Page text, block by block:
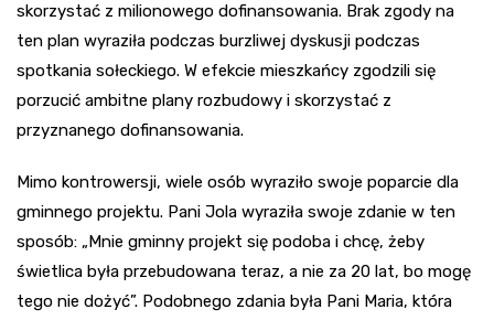
skorzystać z milionowego dofinansowania. Brak zgody na
ten plan wyraziła podczas burzliwej dyskusji podczas
spotkania sołeckiego. W efekcie mieszkańcy zgodzili się
porzucić ambitne plany rozbudowy i skorzystać z
przyznanego dofinansowania.
Mimo kontrowersji, wiele osób wyraziło swoje poparcie dla
gminnego projektu. Pani Jola wyraziła swoje zdanie w ten
sposób: „Mnie gminny projekt się podoba i chcę, żeby
świetlica była przebudowana teraz, a nie za 20 lat, bo mogę
tego nie dożyć”. Podobnego zdania była Pani Maria, która